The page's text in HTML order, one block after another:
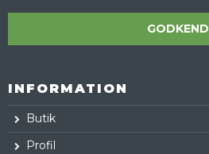
GODKEND
INFORMATION
Butik
Profil